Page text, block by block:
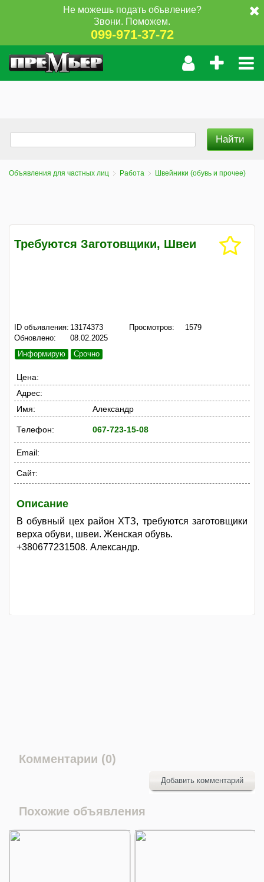
Не можешь подать объвление?
Звони. Поможем.
099-971-37-72
Объявления для частных лиц Работа Швейники (обувь и прочее)
Требуются Заготовщики, Швеи
ID объявления: 13174373
Обновлено:
08.02.2025
Просмотров: 1579
Информирую Срочно
Цена:
Адрес:
Имя:
Александр
Телефон: 067-723-15-08
Email:
Сайт:
Описание
В обувный цех район ХТЗ, требуются заготовщики
верха обуви, швеи. Женская обувь.
+380677231508. Александр.
Комментарии (0)
Добавить комментарий
Похожие объявления